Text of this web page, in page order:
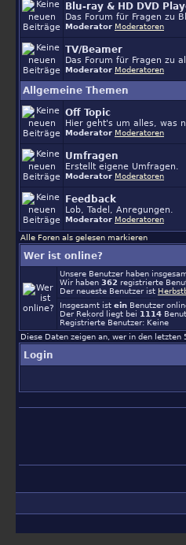
Blu-ray & HD DVD
Das Forum für Fragen zu
Moderator Moderatoren
TV/Beamer
Das Forum für Fragen zu
Moderator Moderatoren
Allgemeine Themen
Off Topic
Hier geht's um alles, was
Moderator Moderatoren
Umfragen
Erstellt eigene Umfragen.
Moderator Moderatoren
Feedback
Lob, Tadel, Anregungen.
Moderator Moderatoren
Alle Foren als gelesen markieren
Wer ist online?
Unsere Benutzer haben
Wir haben 362 registrierte
Der neueste Benutzer ist
Insgesamt ist ein Benutzer
Der Rekord liegt bei 1114
Registrierte Benutzer: Keine
Diese Daten zeigen an, wer in den letzten
Login